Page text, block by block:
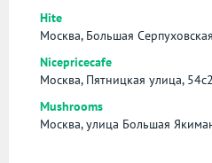
Hite
Москва, Большая
Nicepricecafe
Москва, Пятницкая улица, 54с2
Mushrooms
Москва, улица Большая